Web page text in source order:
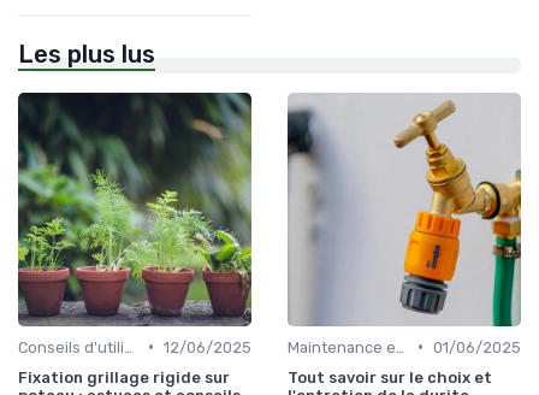
Les plus lus
• 12/06/2025
Fixation grillage rigide sur
• 01/06/2025
Tout savoir sur le choix et